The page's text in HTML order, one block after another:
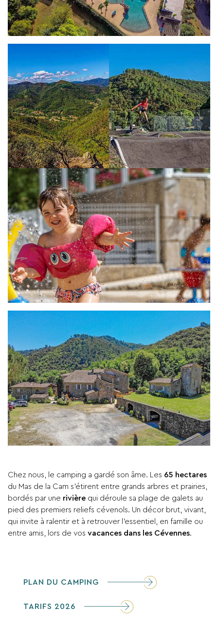
Chez nous, le camping a gardé son âme. Les 65 hectares
du Mas de la Cam s’étirent entre grands arbres et prairies,
bordés par une rivière qui déroule sa plage de galets au
pied des premiers reliefs cévenols. Un décor brut, vivant,
qui invite à ralentir et à retrouver l’essentiel, en famille ou
entre amis, lors de vos vacances dans les Cévennes.
PLAN DU CAMPING
TARIFS 2026